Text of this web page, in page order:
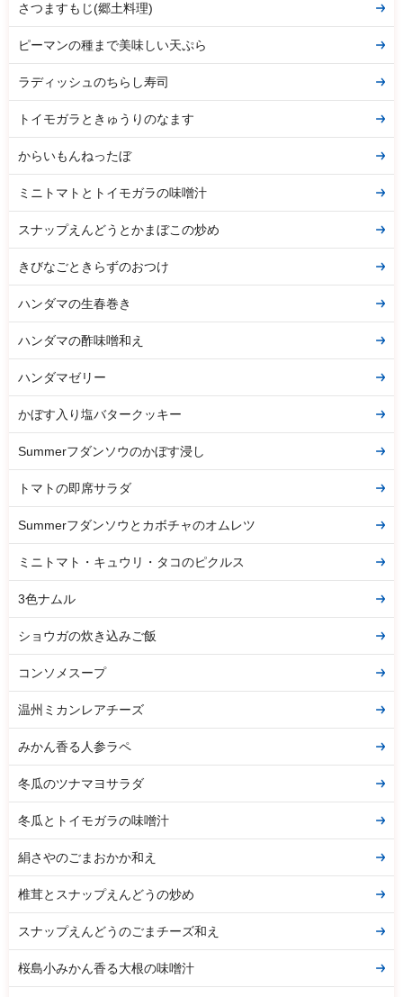
さつますもじ(郷土料理)
ピーマンの種まで美味しい天ぷら
ラディッシュのちらし寿司
トイモガラときゅうりのなます
からいもんねったぼ
ミニトマトとトイモガラの味噌汁
スナップえんどうとかまぼこの炒め
きびなごときらずのおつけ
ハンダマの生春巻き
ハンダマの酢味噌和え
ハンダマゼリー
かぼす入り塩バタークッキー
Summerフダンソウのかぼす浸し
トマトの即席サラダ
Summerフダンソウとカボチャのオムレツ
ミニトマト・キュウリ・タコのピクルス
3色ナムル
ショウガの炊き込みご飯
コンソメスープ
温州ミカンレアチーズ
みかん香る人参ラペ
冬瓜のツナマヨサラダ
冬瓜とトイモガラの味噌汁
絹さやのごまおかか和え
椎茸とスナップえんどうの炒め
スナップえんどうのごまチーズ和え
桜島小みかん香る大根の味噌汁